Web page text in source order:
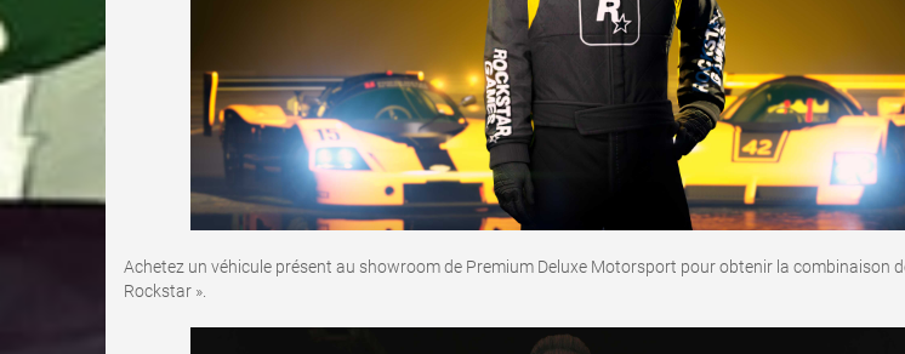
Achetez un véhicule présent au showroom de Premium Deluxe Motorsport pour obtenir la combinaison
Rockstar ».